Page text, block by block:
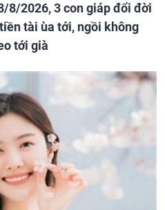
8/2026, 3 con giáp đổi đời
tài ùa tới, ngồi không
tới già